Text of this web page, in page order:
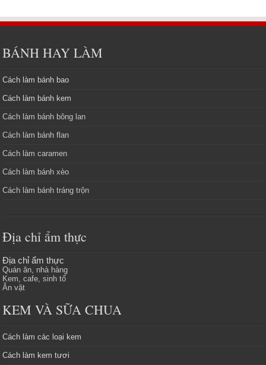
BÁNH HAY LÀM
Cách làm bánh bao
Cách làm bánh kem
Cách làm bánh bông lan
Cách làm bánh flan
Cách làm caramen
Cách làm bánh xèo
Cách làm bánh tráng trộn
Địa chỉ ẩm thực
Địa chỉ ẩm thực
Quán ăn, nhà hàng
Kem, cafe, sinh tố
Ăn vặt
KEM VÀ SỮA CHUA
Cách làm các loại kem
Cách làm kem tươi